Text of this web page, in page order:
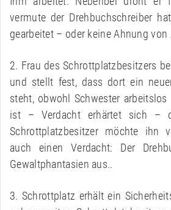
vermute der Drehbuchschreiber
gearbeitet – oder keine Ahnung von
2. Frau des Schrottplatzbesitzers
und stellt fest, dass dort ein
steht, obwohl Schwester
ist – Verdacht erhärtet sich –
Schrottplatzbesitzer möchte ihn
auch einen Verdacht: Der
Gewaltphantasien aus..
3. Schrottplatz erhält ein